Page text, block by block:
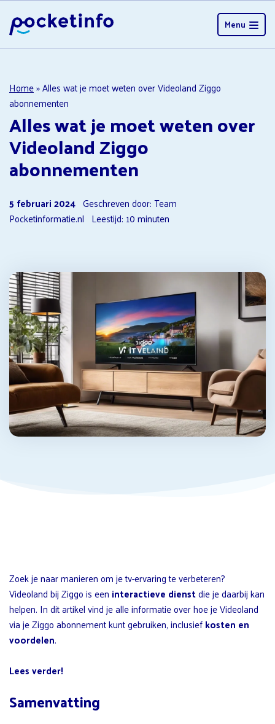
Menu
Home»Alles wat je moet weten over Videoland Ziggo
abonnementen
Alles wat je moet weten over
Videoland Ziggo
abonnementen
5 februari 2024 Geschreven door: Team
Pocketinformatie.nl Leestijd: 10minuten
Zoek je naar manieren om je tv-ervaring te verbeteren?
Videoland bij Ziggo is een interactieve dienstdie je daarbij kan
helpen. In dit artikel vind je alle informatie over hoe je Videoland
via je Ziggo abonnement kunt gebruiken, inclusiefkosten en
voordelen.
Lees verder!
Samenvatting